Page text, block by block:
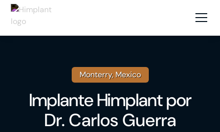
Monterry, Mexico
Implante Himplantpor
Dr. Carlos Guerra